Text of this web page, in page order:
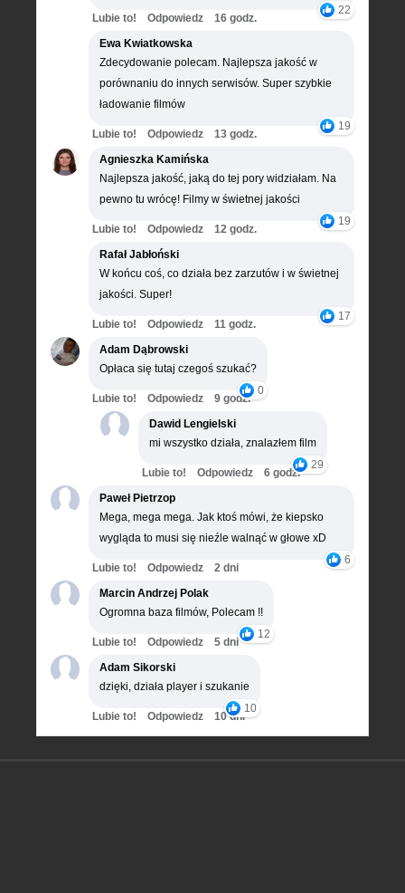
22
Lubie to! Odpowiedz
16 godz.
Ewa Kwiatkowska
Zdecydowanie polecam. Najlepsza jakość w
porównaniu do innych serwisów. Super szybkie
ładowanie filmów
19
Lubie to! Odpowiedz
13 godz.
Agnieszka Kamińska
Najlepsza jakość, jaką do tej pory widziałam. Na
pewno tu wrócę! Filmy w świetnej jakości
19
Lubie to! Odpowiedz
12 godz.
Rafał Jabłoński
W końcu coś, co działa bez zarzutów i w świetnej
jakości. Super!
17
Lubie to! Odpowiedz
11 godz.
Adam Dąbrowski
Opłaca się tutaj czegoś szukać?
0
Lubie to! Odpowiedz
9 godz.
Dawid Lengielski
mi wszystko działa, znalazłem film
29
Lubie to! Odpowiedz
6 godz.
Paweł Pietrzop
Mega, mega mega. Jak ktoś mówi, że kiepsko
wygląda to musi się nieźle walnąć w głowe xD
6
Lubie to! Odpowiedz
2 dni
Marcin Andrzej Polak
Ogromna baza filmów, Polecam !!
12
Lubie to! Odpowiedz
5 dni
Adam Sikorski
dzięki, działa player i szukanie
10
Lubie to! Odpowiedz 10 dni